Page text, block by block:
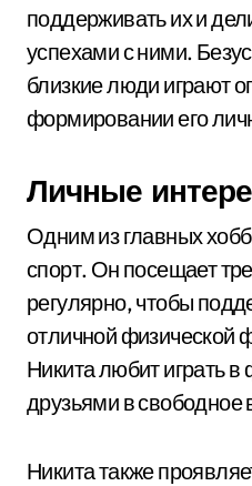
поддерживать их и
успехами с ними.
близкие люди играют
формировании его
Личные
Одним из главных
спорт. Он посещает
регулярно, чтобы
отличной физической
Никита любит играть в
друзьями в свободное
Никита также